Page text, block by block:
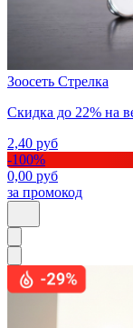
Зоосеть Стрелка
Скидка до 22% на
2,40 руб
-100%
0,00 руб
за промокод